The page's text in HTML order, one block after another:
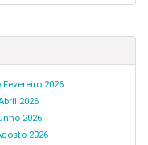
2026
2026
2026
2026